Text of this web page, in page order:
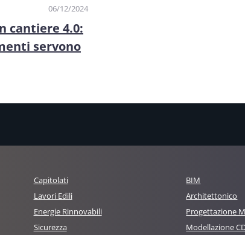
06/12/2024
cantiere 4.0:
servono
Capitolati
Lavori Edili
Energie Rinnovabili
Sicurezza
BIM
Architettonico
Progettazione
Modellazione